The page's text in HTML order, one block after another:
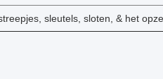
sleutels, sloten, & het